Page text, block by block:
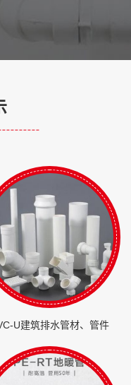
U建筑排水管材、管件